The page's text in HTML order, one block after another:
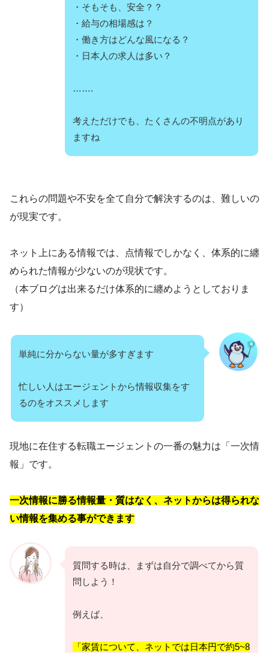
・そもそも、安全？？
・給与の相場感は？
・働き方はどんな風になる？
・日本人の求人は多い？
…….
考えただけでも、たくさんの不明点があり
ますね
これらの問題や不安を全て自分で解決するのは、難しいの
が現実です。
ネット上にある情報では、点情報でしかなく、体系的に纏
められた情報が少ないのが現状です。
（本ブログは出来るだけ体系的に纏めようとしておりま
す）
単純に分からない量が多すぎます
忙しい人はエージェントから情報収集をす
るのをオススメします
現地に在住する転職エージェントの一番の魅力は「一次情
報」です。
一次情報に勝る情報量・質はなく、ネットからは得られな
い情報を集める事ができます
質問する時は、まずは自分で調べてから質
問しよう！
例えば、
「家賃について、ネットでは日本円で約5~8